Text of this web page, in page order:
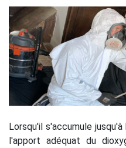
Lorsqu'il s'accumule
l'apport adéquat du